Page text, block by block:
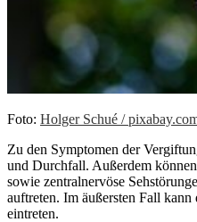
Foto: Holger Schué /
Zu den Symptomen der
und Durchfall. Außerdem
sowie zentralnervöse
auftreten. Im äußersten Fall
eintreten.